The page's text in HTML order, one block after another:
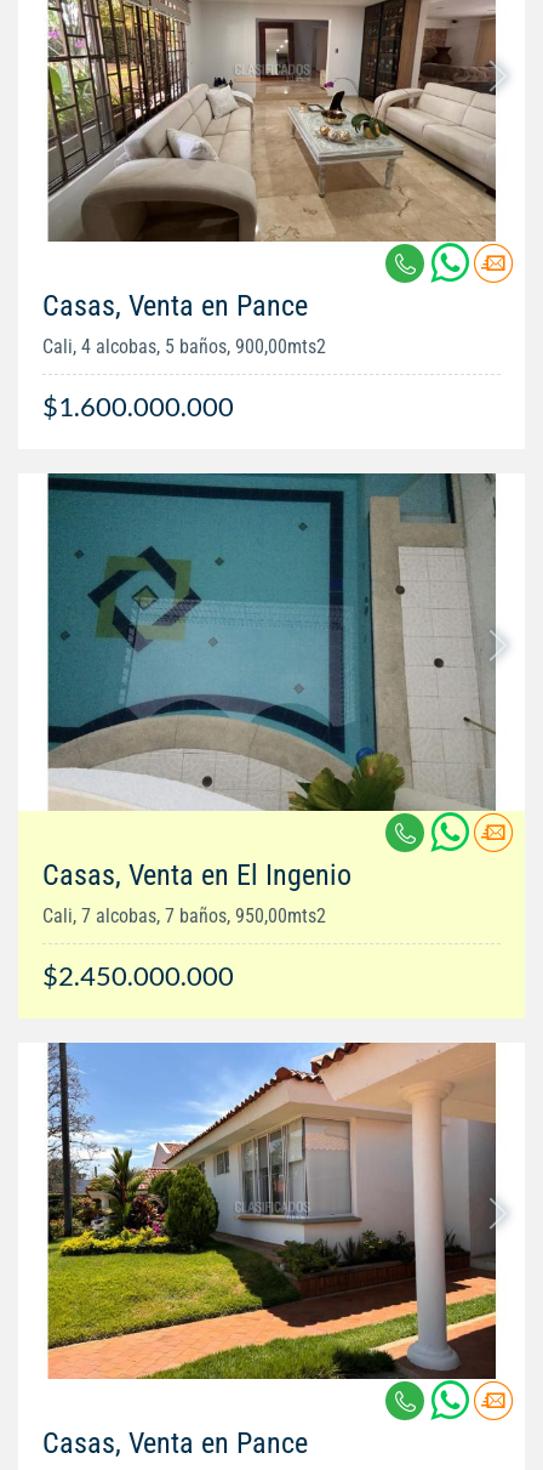
Casas, Venta en Pance
Cali, 4 alcobas, 5 baños, 900,00mts2
$1.600.000.000
Casas, Venta en El Ingenio
Cali, 7 alcobas, 7 baños, 950,00mts2
$2.450.000.000
Casas, Venta en Pance